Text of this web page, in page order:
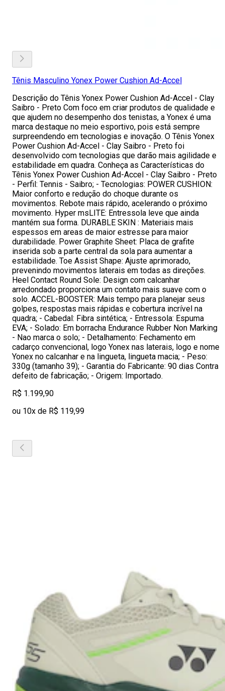
Tênis Masculino Yonex Power Cushion Ad-Accel
Descrição do Tênis Yonex Power Cushion Ad-Accel - Clay
Saibro - Preto Com foco em criar produtos de qualidade e
que ajudem no desempenho dos tenistas, a Yonex é uma
marca destaque no meio esportivo, pois está sempre
surpreendendo em tecnologias e inovação. O Tênis Yonex
Power Cushion Ad-Accel - Clay Saibro - Preto foi
desenvolvido com tecnologias que darão mais agilidade e
estabilidade em quadra. Conheça as Características do
Tênis Yonex Power Cushion Ad-Accel - Clay Saibro - Preto
- Perfil: Tennis - Saibro; - Tecnologias: POWER CUSHION:
Maior conforto e redução do choque durante os
movimentos. Rebote mais rápido, acelerando o próximo
movimento. Hyper msLITE: Entressola leve que ainda
mantém sua forma. DURABLE SKIN : Materiais mais
espessos em areas de maior estresse para maior
durabilidade. Power Graphite Sheet: Placa de grafite
inserida sob a parte central da sola para aumentar a
estabilidade. Toe Assist Shape: Ajuste aprimorado,
prevenindo movimentos laterais em todas as direções.
Heel Contact Round Sole: Design com calcanhar
arredondado proporciona um contato mais suave com o
solo. ACCEL-BOOSTER: Mais tempo para planejar seus
golpes, respostas mais rápidas e cobertura incrível na
quadra; - Cabedal: Fibra sintética; - Entressola: Espuma
EVA; - Solado: Em borracha Endurance Rubber Non Marking
- Nao marca o solo; - Detalhamento: Fechamento em
cadarço convencional, logo Yonex nas laterais, logo e nome
Yonex no calcanhar e na lingueta, lingueta macia; - Peso:
330g (tamanho 39); - Garantia do Fabricante: 90 dias Contra
defeito de fabricação; - Origem: Importado.
R$ 1.199,90
ou 10x de R$ 119,99